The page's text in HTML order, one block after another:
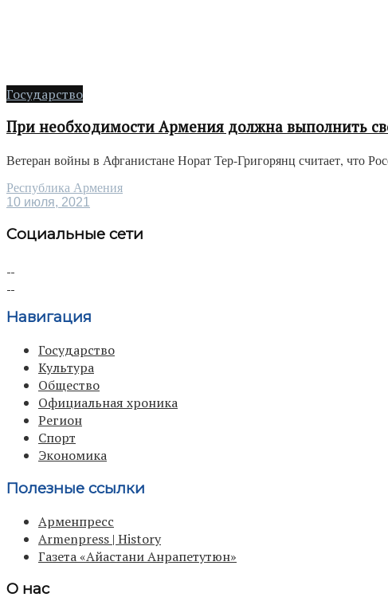
Государство
При необходимости Армения должна выполнить
Ветеран войны в Афганистане Норат Тер-Григорянц считает, что
Республика Армения
10 июля, 2021
Социальные сети
Навигация
Государство
Культура
Общество
Официальная хроника
Регион
Спорт
Экономика
Полезные ссылки
Арменпресс
Armenpress | History
Газета «Айастани Анрапетутюн»
О нас